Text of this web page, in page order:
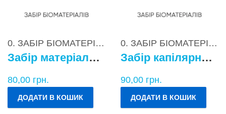
0. ЗАБІР БІОМАТЕРІАЛІВ
Забір матеріалу для бактеріологічних досліджень
80,00 грн.
ДОДАТИ В КОШИК
0. ЗАБІР БІОМАТЕРІАЛІВ
Забір капілярної крові
90,00 грн.
ДОДАТИ В КОШИК